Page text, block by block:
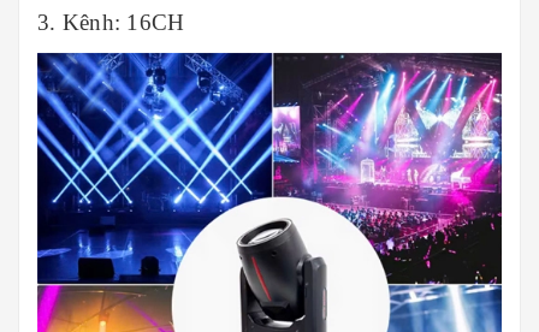
3. Kênh: 16CH